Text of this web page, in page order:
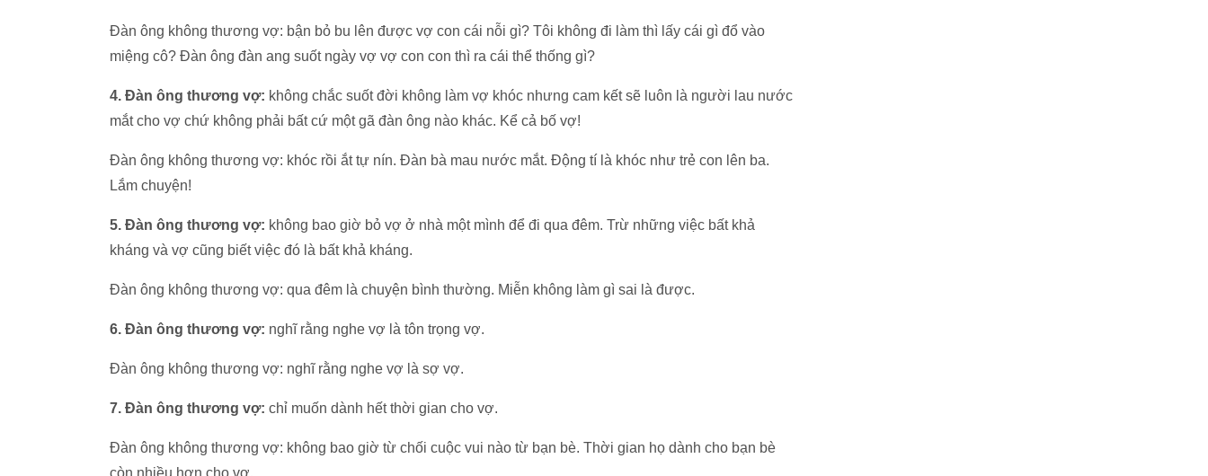
Đàn ông không thương vợ: bận bỏ bu lên được vợ con cái nỗi gì? Tôi không đi làm thì lấy cái gì đổ vào
miệng cô? Đàn ông đàn ang suốt ngày vợ vợ con con thì ra cái thể thống gì?
4. Đàn ông thương vợ: không chắc suốt đời không làm vợ khóc nhưng cam kết sẽ luôn là người lau nước
mắt cho vợ chứ không phải bất cứ một gã đàn ông nào khác. Kể cả bố vợ!
Đàn ông không thương vợ: khóc rồi ắt tự nín. Đàn bà mau nước mắt. Động tí là khóc như trẻ con lên ba.
Lắm chuyện!
5. Đàn ông thương vợ: không bao giờ bỏ vợ ở nhà một mình để đi qua đêm. Trừ những việc bất khả
kháng và vợ cũng biết việc đó là bất khả kháng.
Đàn ông không thương vợ: qua đêm là chuyện bình thường. Miễn không làm gì sai là được.
6. Đàn ông thương vợ: nghĩ rằng nghe vợ là tôn trọng vợ.
Đàn ông không thương vợ: nghĩ rằng nghe vợ là sợ vợ.
7. Đàn ông thương vợ: chỉ muốn dành hết thời gian cho vợ.
Đàn ông không thương vợ: không bao giờ từ chối cuộc vui nào từ bạn bè. Thời gian họ dành cho bạn bè
còn nhiều hơn cho vợ.